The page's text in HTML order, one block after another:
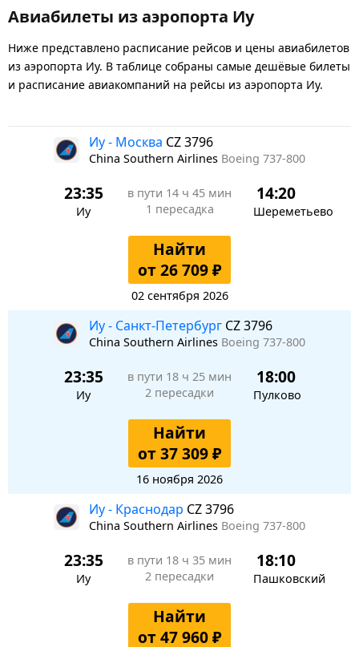
Авиабилеты из аэропорта Иу
Ниже представлено расписание рейсов и цены авиабилетов
из аэропорта Иу. В таблице собраны самые дешёвые билеты
и расписание авиакомпаний на рейсы из аэропорта Иу.
Иу - Москва CZ 3796
China Southern Airlines Boeing 737-800
23:35
Иу
в пути 14 ч 45 мин
1 пересадка
14:20
Шереметьево
Найти
от 26 709 ₽
02 сентября 2026
Иу - Санкт-Петербург CZ 3796
China Southern Airlines Boeing 737-800
23:35
Иу
в пути 18 ч 25 мин
2 пересадки
18:00
Пулково
Найти
от 37 309 ₽
16 ноября 2026
Иу - Краснодар CZ 3796
China Southern Airlines Boeing 737-800
23:35
Иу
в пути 18 ч 35 мин
2 пересадки
18:10
Пашковский
Найти
от 47 960 ₽